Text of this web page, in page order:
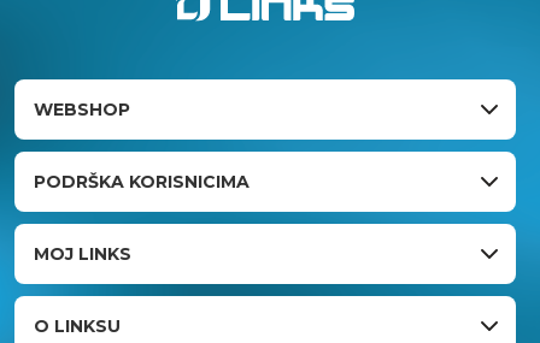
WEBSHOP
PODRŠKA KORISNICIMA
MOJ LINKS
O LINKSU